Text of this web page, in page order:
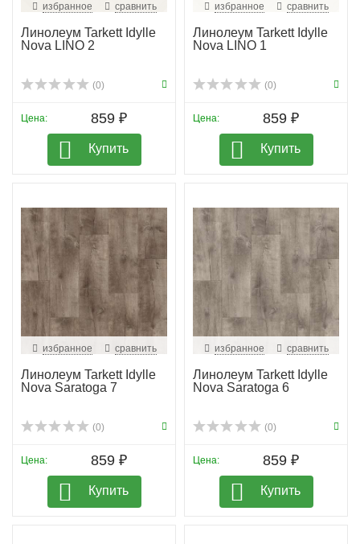
избранное сравнить
Линолеум Tarkett Idylle
Nova LINO 2
(0)
Цена: 859 ₽
Купить
избранное сравнить
Линолеум Tarkett Idylle
Nova LINO 1
(0)
Цена: 859 ₽
Купить
избранное сравнить
Линолеум Tarkett Idylle
Nova Saratoga 7
(0)
Цена: 859 ₽
Купить
избранное сравнить
Линолеум Tarkett Idylle
Nova Saratoga 6
(0)
Цена: 859 ₽
Купить